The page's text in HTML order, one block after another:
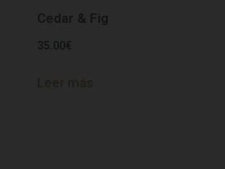
Cedar & Fig
35.00€